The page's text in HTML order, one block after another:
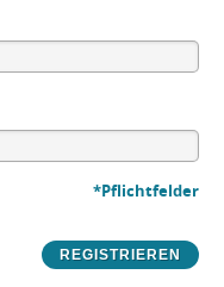
*Pflichtfelder